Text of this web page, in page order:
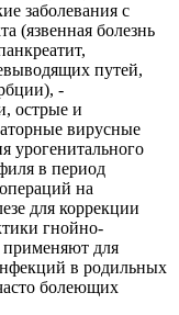
заболевания с
(язвенная болезнь
путей,
-
острые и
вирусные
урогенитального
в период
на
для коррекции
гнойно-
применяют для
в родильных
болеющих